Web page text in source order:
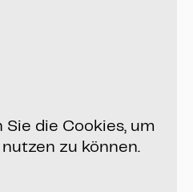
die Cookies, um
zu können.